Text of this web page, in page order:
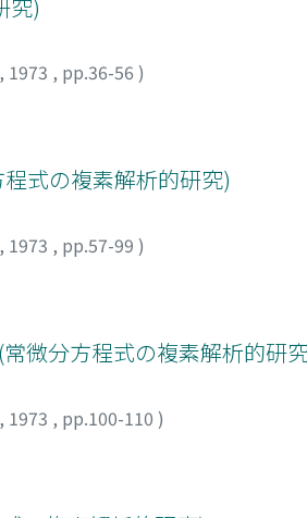
究)
, 1973 , pp.36-56 )
式の複素解析的研究)
, 1973 , pp.57-99 )
微分方程式の複素解析的研
, 1973 , pp.100-110 )